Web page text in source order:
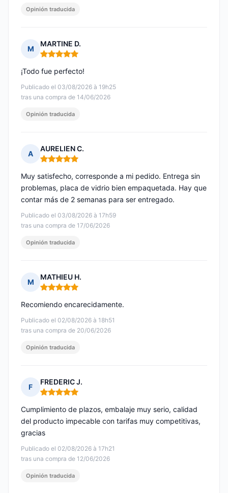
Opinión traducida
M
MARTINE D.
Nota: 5 de 5
Publicado el 03/08/2026 à 19h25
tras una compra de 14/06/2026
¡Todo fue perfecto!
Opinión traducida
A
AURELIEN C.
Nota: 5 de 5
Publicado el 03/08/2026 à 17h59
tras una compra de 17/06/2026
Muy satisfecho, corresponde a mi pedido. Entrega sin
problemas, placa de vidrio bien empaquetada. Hay que
contar más de 2 semanas para ser entregado.
Opinión traducida
M
MATHIEU H.
Nota: 5 de 5
Publicado el 02/08/2026 à 18h51
tras una compra de 20/06/2026
Recomiendo encarecidamente.
Opinión traducida
F
FREDERIC J.
Nota: 5 de 5
Publicado el 02/08/2026 à 17h21
tras una compra de 12/06/2026
Cumplimiento de plazos, embalaje muy serio, calidad
del producto impecable con tarifas muy competitivas,
gracias
Opinión traducida